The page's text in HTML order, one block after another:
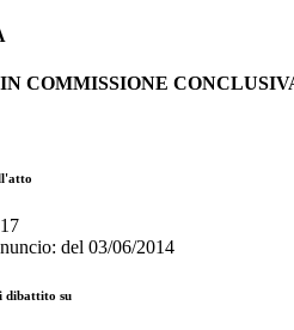
COMMISSIONE
17
del 03/06/2014
dibattito su